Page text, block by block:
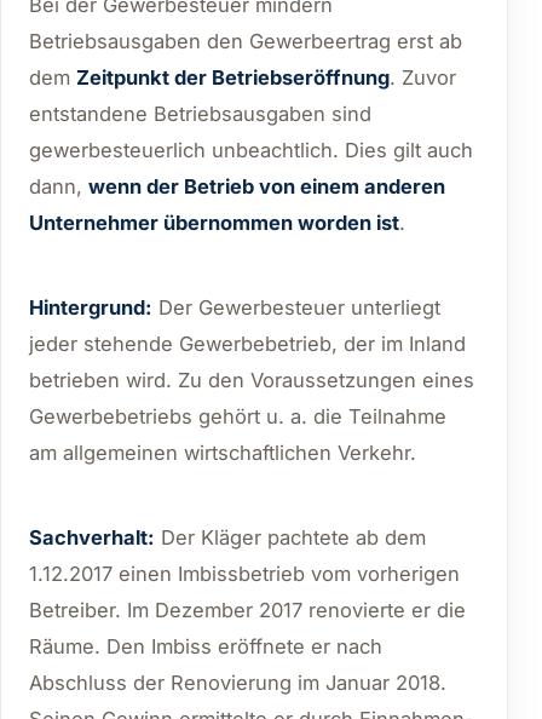
Bei der Gewerbesteuer mindern
Betriebsausgaben den Gewerbeertrag erst ab
dem Zeitpunkt der Betriebseröffnung. Zuvor
entstandene Betriebsausgaben sind
gewerbesteuerlich unbeachtlich. Dies gilt auch
dann,wenn der Betrieb von einem anderen
Unternehmer übernommen worden ist.
Hintergrund: Der Gewerbesteuer unterliegt
jeder stehende Gewerbebetrieb, der im Inland
betrieben wird. Zu den Voraussetzungen eines
Gewerbebetriebs gehört u. a. die Teilnahme
am allgemeinen wirtschaftlichen Verkehr.
Sachverhalt: Der Kläger pachtete ab dem
1.12.2017 einen Imbissbetrieb vom vorherigen
Betreiber. Im Dezember 2017 renovierte er die
Räume. Den Imbiss eröffnete er nach
Abschluss der Renovierung im Januar 2018.